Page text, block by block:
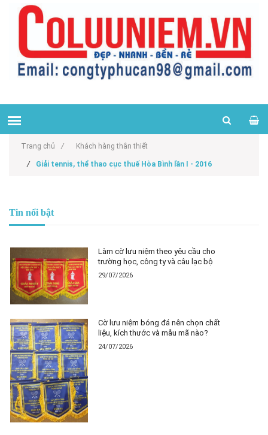
Trang chủ / Khách hàng thân thiết
/ Giải tennis, thể thao cục thuế Hòa Bình lần I - 2016
Tin nổi bật
Làm cờ lưu niệm theo yêu cầu cho
trường học, công ty và câu lạc bộ
29/07/2026
Cờ lưu niệm bóng đá nên chọn chất
liệu, kích thước và mẫu mã nào?
24/07/2026